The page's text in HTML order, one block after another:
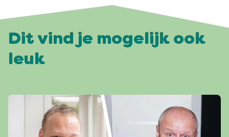
Dit vind je mogelijk ook
leuk